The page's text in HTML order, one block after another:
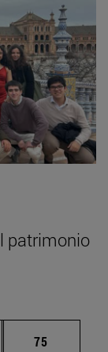
patrimonio
intermedias
Página
75